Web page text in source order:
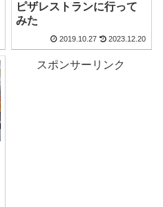
ピザレストランに行って
みた
2019.10.27 2023.12.20
スポンサーリンク